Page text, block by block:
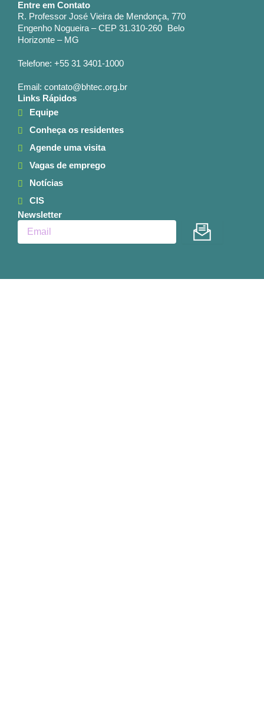
Entre em Contato
R. Professor José Vieira de Mendonça, 770
Engenho Nogueira – CEP 31.310-260 Belo
Horizonte – MG
Telefone: +55 31 3401-1000
Email: contato@bhtec.org.br
Links Rápidos
Equipe
Conheça os residentes
Agende uma visita
Vagas de emprego
Notícias
CIS
Newsletter
Enviar